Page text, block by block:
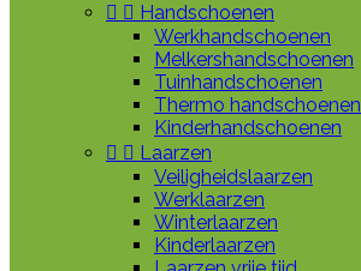
  Handschoenen
Werkhandschoenen
Melkershandschoenen
Tuinhandschoenen
Thermo handschoenen
Kinderhandschoenen
  Laarzen
Veiligheidslaarzen
Werklaarzen
Winterlaarzen
Kinderlaarzen